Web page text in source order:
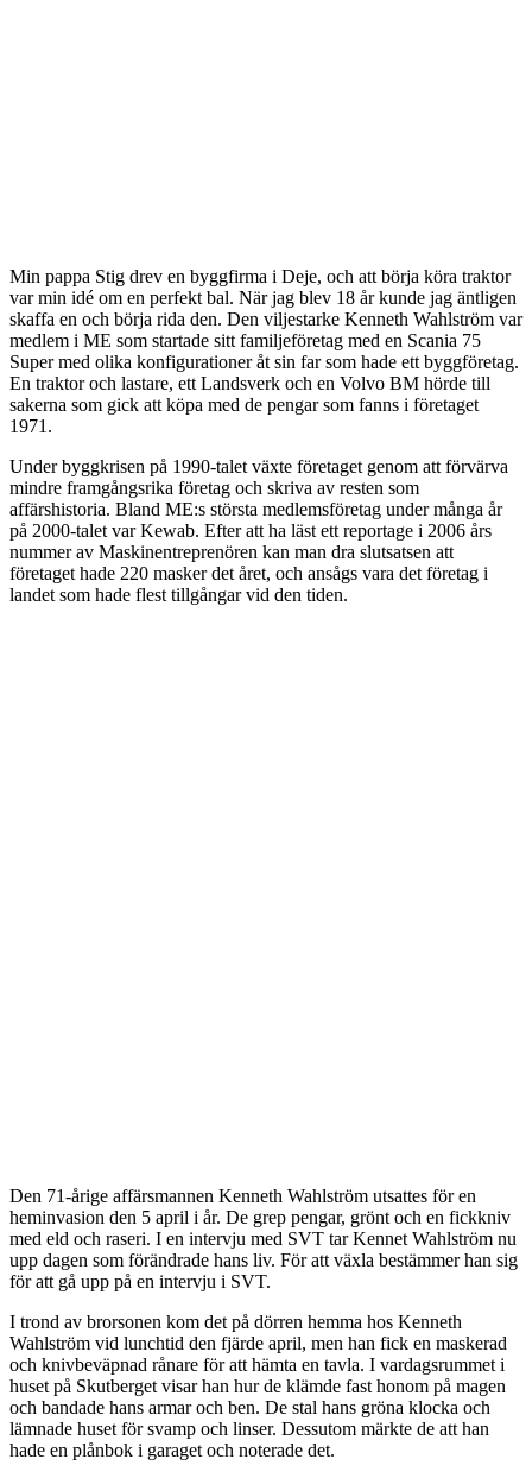
Min pappa Stig drev en byggfirma i Deje, och att börja köra traktor
var min idé om en perfekt bal. När jag blev 18 år kunde jag äntligen
skaffa en och börja rida den. Den viljestarke Kenneth Wahlström var
medlem i ME som startade sitt familjeföretag med en Scania 75
Super med olika konfigurationer åt sin far som hade ett byggföretag.
En traktor och lastare, ett Landsverk och en Volvo BM hörde till
sakerna som gick att köpa med de pengar som fanns i företaget
1971.
Under byggkrisen på 1990-talet växte företaget genom att förvärva
mindre framgångsrika företag och skriva av resten som
affärshistoria. Bland ME:s största medlemsföretag under många år
på 2000-talet var Kewab. Efter att ha läst ett reportage i 2006 års
nummer av Maskinentreprenören kan man dra slutsatsen att
företaget hade 220 masker det året, och ansågs vara det företag i
landet som hade flest tillgångar vid den tiden.
Den 71-årige affärsmannen Kenneth Wahlström utsattes för en
heminvasion den 5 april i år. De grep pengar, grönt och en fickkniv
med eld och raseri. I en intervju med SVT tar Kennet Wahlström nu
upp dagen som förändrade hans liv. För att växla bestämmer han sig
för att gå upp på en intervju i SVT.
I trond av brorsonen kom det på dörren hemma hos Kenneth
Wahlström vid lunchtid den fjärde april, men han fick en maskerad
och knivbeväpnad rånare för att hämta en tavla. I vardagsrummet i
huset på Skutberget visar han hur de klämde fast honom på magen
och bandade hans armar och ben. De stal hans gröna klocka och
lämnade huset för svamp och linser. Dessutom märkte de att han
hade en plånbok i garaget och noterade det.